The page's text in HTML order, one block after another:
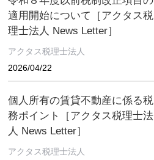
適用開始について［アクタス税
理士法人 News Letter］
アクタス税理士法人
2026/04/22
個人所有の賃貸不動産に係る税
務ポイント［アクタス税理士法
人 News Letter］
アクタス税理士法人